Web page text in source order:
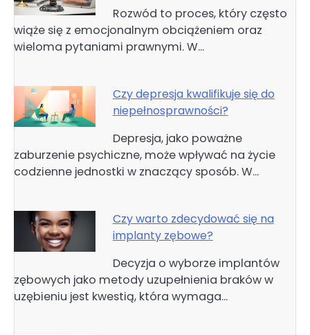
Rozwód to proces, który często
wiąże się z emocjonalnym obciążeniem oraz
wieloma pytaniami prawnymi. W…
Czy depresja kwalifikuje się do
niepełnosprawności?
Depresja, jako poważne
zaburzenie psychiczne, może wpływać na życie
codzienne jednostki w znaczący sposób. W…
Czy warto zdecydować się na
implanty zębowe?
Decyzja o wyborze implantów
zębowych jako metody uzupełnienia braków w
uzębieniu jest kwestią, która wymaga…